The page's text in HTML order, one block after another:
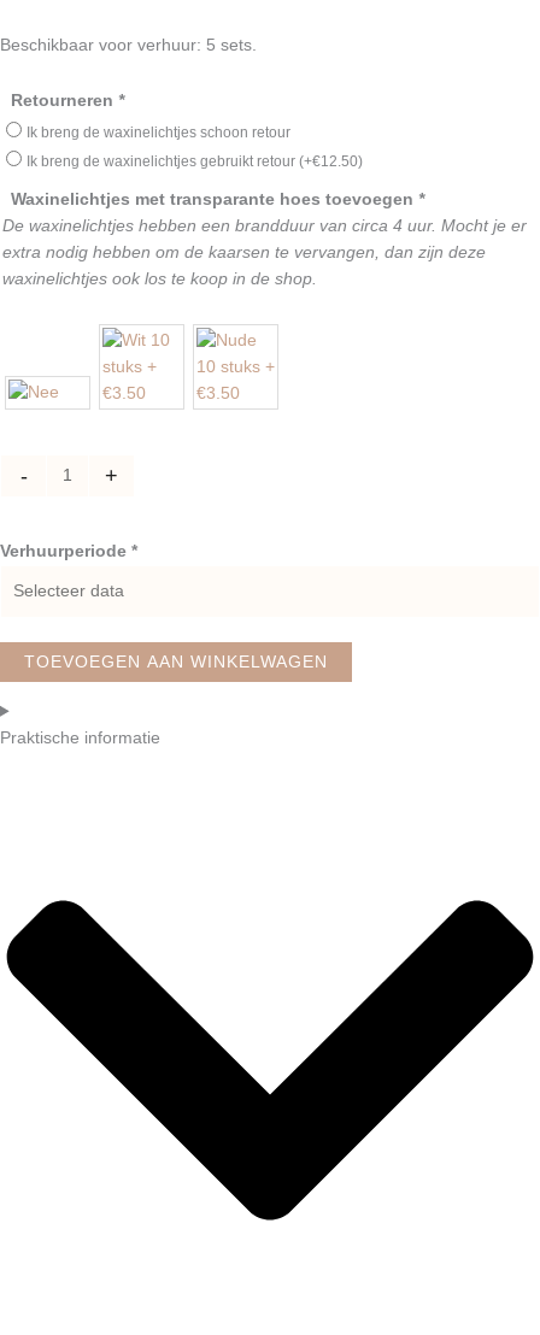
Beschikbaar voor verhuur: 5 sets.
Retourneren *
Ik breng de waxinelichtjes schoon retour
Ik breng de waxinelichtjes gebruikt retour (+€12.50)
Waxinelichtjes met transparante hoes toevoegen *
De waxinelichtjes hebben een brandduur van circa 4 uur. Mocht je er
extra nodig hebben om de kaarsen te vervangen, dan zijn deze
waxinelichtjes ook los te koop in de shop.
-
Set
10
glazen
met
goud
randje
-
+
Verhuurperiode *
TOEVOEGEN AAN WINKELWAGEN
Praktische informatie